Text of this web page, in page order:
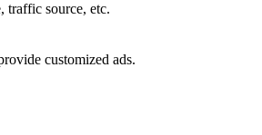
traffic source, etc.
customized ads.